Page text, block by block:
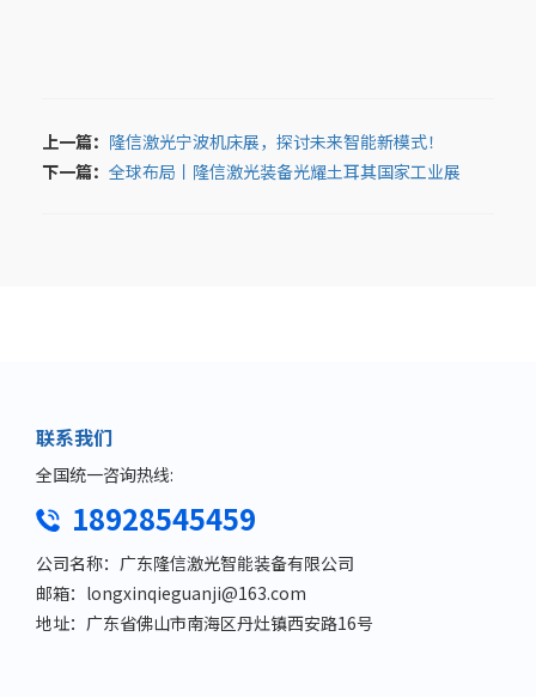
上一篇： 隆信激光宁波机床展，探讨未来智能新模式！
下一篇： 全球布局丨隆信激光装备光耀土耳其国家工业展
联系我们
全国统一咨询热线:
18928545459
公司名称：广东隆信激光智能装备有限公司
邮箱：longxinqieguanji@163.com
地址：广东省佛山市南海区丹灶镇西安路16号